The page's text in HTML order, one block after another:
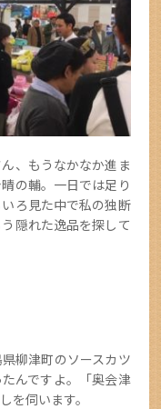
、もうなかなか進ま
の輔。一日では足り
ろ見た中で私の独断
隠れた逸品を探して
柳津町のソースカツ
んですよ。「奥会津
を伺います。